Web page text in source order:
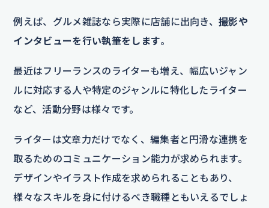
例えば、グルメ雑誌なら実際に店舗に出向き、撮影や
インタビューを行い執筆をします。
最近はフリーランスのライターも増え、幅広いジャン
ルに対応する人や特定のジャンルに特化したライター
など、活動分野は様々です。
ライターは文章力だけでなく、編集者と円滑な連携を
取るためのコミュニケーション能力が求められます。
デザインやイラスト作成を求められることもあり、
様々なスキルを身に付けるべき職種ともいえるでしょ